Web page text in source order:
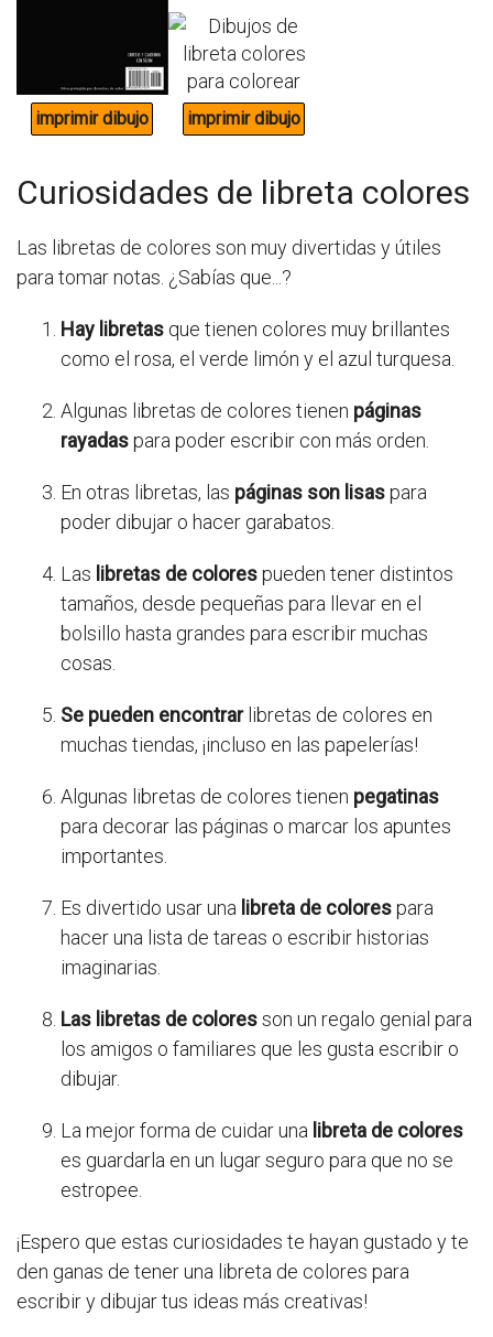
Curiosidades de libreta colores
Las libretas de colores son muy divertidas y útiles
para tomar notas. ¿Sabías que...?
Hay libretas que tienen colores muy brillantes
como el rosa, el verde limón y el azul turquesa.
Algunas libretas de colores tienen páginas
rayadaspara poder escribir con más orden.
En otras libretas, las páginas son lisaspara
poder dibujar o hacer garabatos.
Las libretas de colorespueden tener distintos
tamaños, desde pequeñas para llevar en el
bolsillo hasta grandes para escribir muchas
cosas.
Se pueden encontrarlibretas de colores en
muchas tiendas, ¡incluso en las papelerías!
Algunas libretas de colores tienen pegatinas
para decorar las páginas o marcar los apuntes
importantes.
Es divertido usar una libreta de colorespara
hacer una lista de tareas o escribir historias
imaginarias.
Las libretas de coloresson un regalo genial para
los amigos o familiares que les gusta escribir o
dibujar.
La mejor forma de cuidar una libreta de colores
es guardarla en un lugar seguro para que no se
estropee.
¡Espero que estas curiosidades te hayan gustado y te
den ganas de tener una libreta de colores para
escribir y dibujar tus ideas más creativas!